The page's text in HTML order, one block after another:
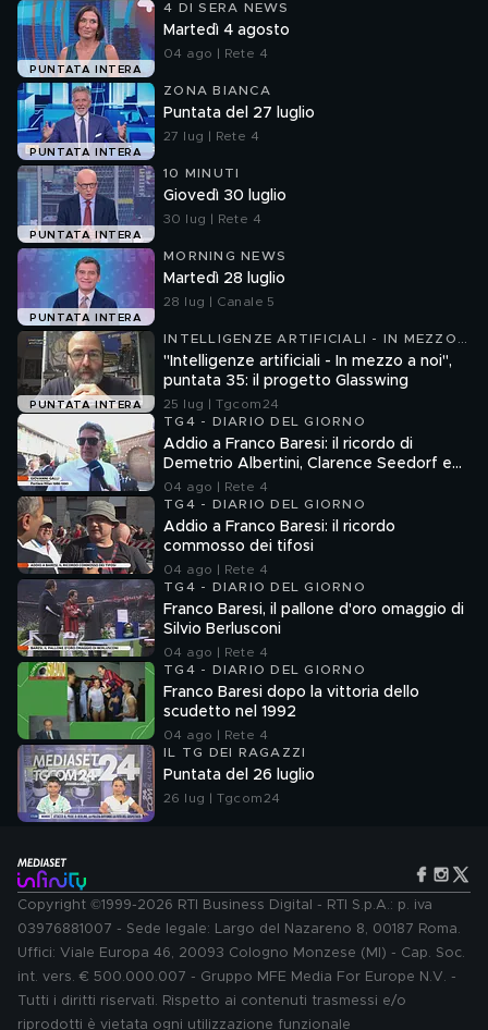
PUNTATA INTERA
4 DI SERA NEWS
Martedì 4 agosto
04 ago | Rete 4
PUNTATA INTERA
ZONA BIANCA
Puntata del 27 luglio
27 lug | Rete 4
PUNTATA INTERA
10 MINUTI
Giovedì 30 luglio
30 lug | Rete 4
PUNTATA INTERA
MORNING NEWS
Martedì 28 luglio
28 lug | Canale 5
PUNTATA INTERA
INTELLIGENZE ARTIFICIALI - IN MEZZO
A NOI
"Intelligenze artificiali - In mezzo a noi",
puntata 35: il progetto Glasswing
25 lug | Tgcom24
TG4 - DIARIO DEL GIORNO
Addio a Franco Baresi: il ricordo di
Demetrio Albertini, Clarence Seedorf e
Giovanni Galli
04 ago | Rete 4
TG4 - DIARIO DEL GIORNO
Addio a Franco Baresi: il ricordo
commosso dei tifosi
04 ago | Rete 4
TG4 - DIARIO DEL GIORNO
Franco Baresi, il pallone d'oro omaggio di
Silvio Berlusconi
04 ago | Rete 4
TG4 - DIARIO DEL GIORNO
Franco Baresi dopo la vittoria dello
scudetto nel 1992
04 ago | Rete 4
IL TG DEI RAGAZZI
Puntata del 26 luglio
26 lug | Tgcom24
Copyright ©1999-2026 RTI Business Digital - RTI S.p.A.: p. iva
03976881007 - Sede legale: Largo del Nazareno 8, 00187 Roma.
Uffici: Viale Europa 46, 20093 Cologno Monzese (MI) - Cap. Soc.
int. vers. € 500.000.007 - Gruppo MFE Media For Europe N.V. -
Tutti i diritti riservati. Rispetto ai contenuti trasmessi e/o
riprodotti è vietata ogni utilizzazione funzionale